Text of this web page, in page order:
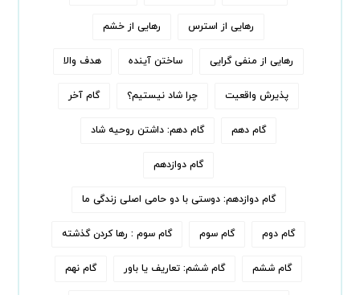
رهایی از استرس رهایی از خشم
رهایی از منفی گرایی ساختن آینده هدف والا
پذیرش واقعیت چرا شاد نیستیم؟ گام آخر
گام دهم گام دهم: داشتن روحیه شاد
گام دوازدهم
گام دوازدهم: دوستی با دو حامی اصلی زندگی ما
گام دوم گام سوم گام سوم : رها کردن‌ گذشته
گام ششم گام ششم: تعاریف یا باور گام نهم